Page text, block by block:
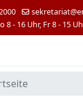
8 - 16 Uhr, Fr 8 - 15